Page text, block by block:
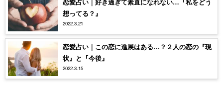
想ってる？』
2022.3.21
恋愛占い｜この恋に進展はある…？２人の恋の『現
状』と『今後』
2022.3.15